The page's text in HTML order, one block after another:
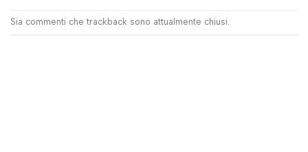
Sia commenti che trackback sono attualmente chiusi.